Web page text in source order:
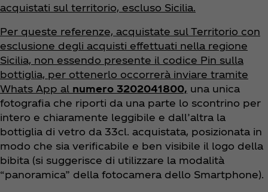
acquistati sul territorio, escluso Sicilia.
Per queste referenze, acquistate sul Territorio con
esclusione degli acquisti effettuati nella regione
Sicilia, non essendo presente il codice Pin sulla
bottiglia, per ottenerlo occorrerà inviare tramite
Whats App al numero 3202041800, una unica
fotografia che riporti da una parte lo scontrino per
intero e chiaramente leggibile e dall’altra la
bottiglia di vetro da 33cl. acquistata, posizionata in
modo che sia verificabile e ben visibile il logo della
bibita (si suggerisce di utilizzare la modalità
“panoramica” della fotocamera dello Smartphone).